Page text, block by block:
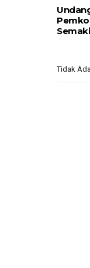
Tidak